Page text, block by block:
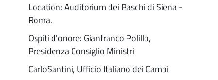
Location: Auditorium dei Paschi di Siena -
Roma.
Ospiti d'onore: Gianfranco Polillo,
Presidenza Consiglio Ministri
CarloSantini, Ufficio Italiano dei Cambi